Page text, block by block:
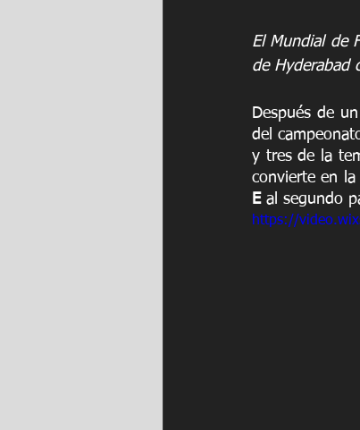
El Mundial de
de Hyderabad
Después de
del
y tres de la
convierte en
E al segundo
https://